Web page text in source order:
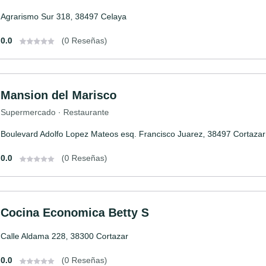
Agrarismo Sur 318, 38497 Celaya
0.0 (0 Reseñas)
Mansion del Marisco
Supermercado · Restaurante
Boulevard Adolfo Lopez Mateos esq. Francisco Juarez, 38497 Cortazar
0.0 (0 Reseñas)
Cocina Economica Betty S
Calle Aldama 228, 38300 Cortazar
0.0 (0 Reseñas)